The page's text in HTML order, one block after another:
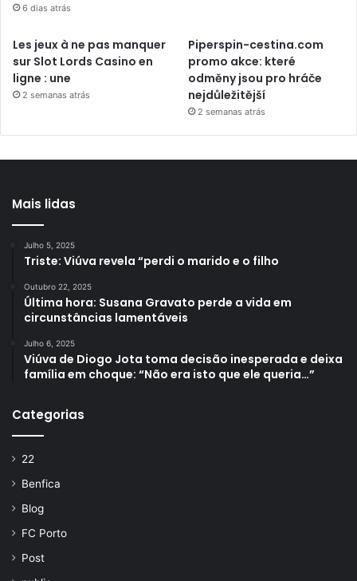
6 dias atrás
Les jeux à ne pas manquer
sur Slot Lords Casino en
ligne : une
2 semanas atrás
Piperspin-cestina.com
promo akce: které
odměny jsou pro hráče
nejdůležitější
2 semanas atrás
Mais lidas
Julho 5, 2025
Triste: Viúva revela “perdi o marido e o filho
Outubro 22, 2025
Última hora: Susana Gravato perde a vida em
circunstâncias lamentáveis
Julho 6, 2025
Viúva de Diogo Jota toma decisão inesperada e deixa
família em choque: “Não era isto que ele queria…”
Categorias
22
Benfica
Blog
FC Porto
Post